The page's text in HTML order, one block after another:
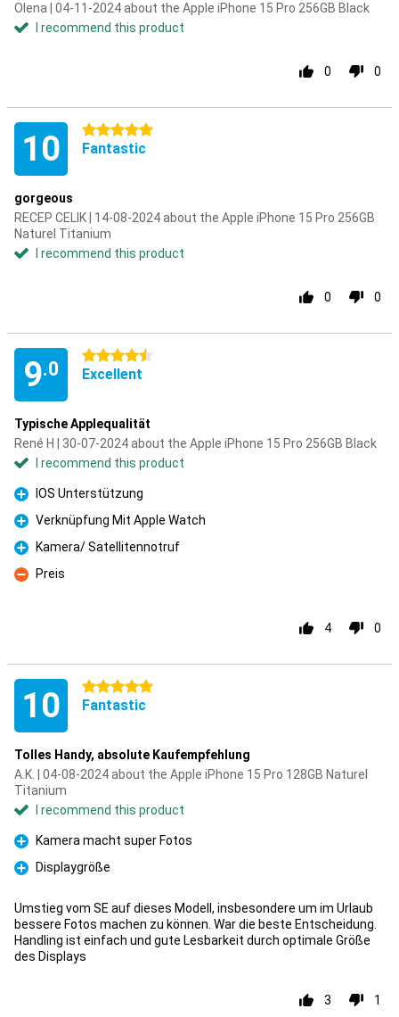
Olena | 04-11-2024 about the Apple iPhone 15 Pro 256GB Black
I recommend this product
0 0
10 5 stars
Fantastic
gorgeous
RECEP CELIK | 14-08-2024 about the Apple iPhone 15 Pro 256GB
Naturel Titanium
I recommend this product
0 0
9.0
4.5 stars
Excellent
Typische Applequalität
René H | 30-07-2024 about the Apple iPhone 15 Pro 256GB Black
I recommend this product
Pro
IOS Unterstützung
Pro
Verknüpfung Mit Apple Watch
Pro
Kamera/ Satellitennotruf
Con
Preis
4 0
10 5 stars
Fantastic
Tolles Handy, absolute Kaufempfehlung
A.K. | 04-08-2024 about the Apple iPhone 15 Pro 128GB Naturel
Titanium
I recommend this product
Pro
Kamera macht super Fotos
Pro
Displaygröße
Umstieg vom SE auf dieses Modell, insbesondere um im Urlaub
bessere Fotos machen zu können. War die beste Entscheidung.
Handling ist einfach und gute Lesbarkeit durch optimale Größe
des Displays
3 1